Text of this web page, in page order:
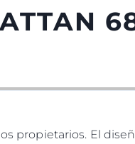
propietarios. El